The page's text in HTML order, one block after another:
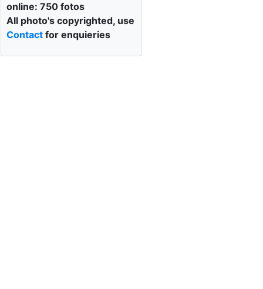
online: 750 fotos
All photo's copyrighted, use
Contact for enquieries